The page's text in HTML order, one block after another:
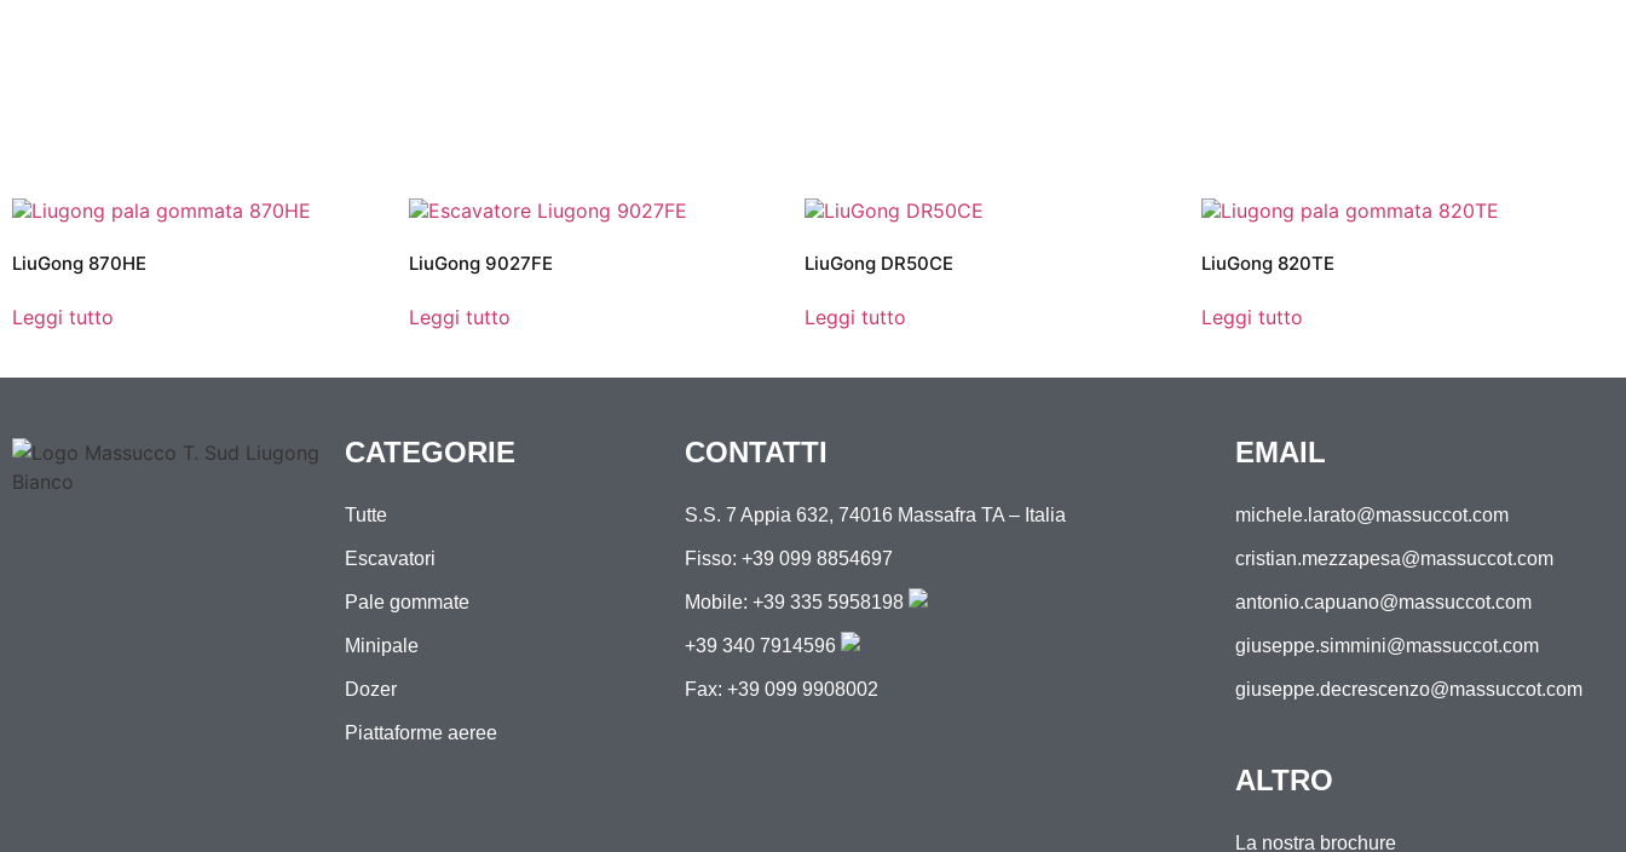
LiuGong 870HE
Leggi tutto
LiuGong 9027FE
Leggi tutto
LiuGong DR50CE
Leggi tutto
LiuGong 820TE
Leggi tutto
CATEGORIE
Tutte
Escavatori
Pale gommate
Minipale
Dozer
Piattaforme aeree
CONTATTI
S.S. 7 Appia 632, 74016 Massafra TA – Italia
Fisso: +39 099 8854697
Mobile: +39 335 5958198
+39 340 7914596
Fax: +39 099 9908002
EMAIL
michele.larato@massuccot.com
cristian.mezzapesa@massuccot.com
antonio.capuano@massuccot.com
giuseppe.simmini@massuccot.com
giuseppe.decrescenzo@massuccot.com
ALTRO
La nostra brochure